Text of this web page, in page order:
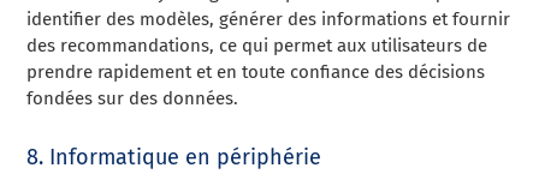
identifier des modèles, générer des informations et fournir
des recommandations, ce qui permet aux utilisateurs de
prendre rapidement et en toute confiance des décisions
fondées sur des données.
8. Informatique en périphérie